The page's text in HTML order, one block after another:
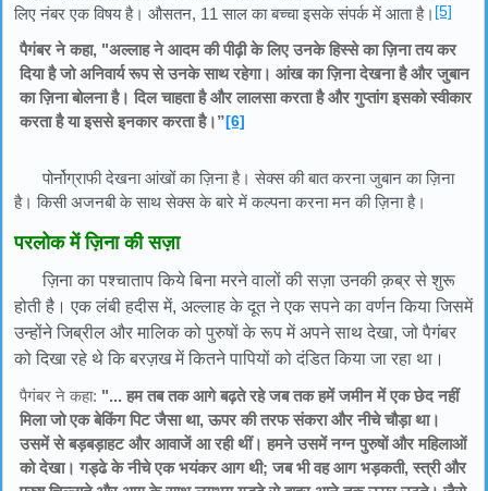
लिए नंबर एक विषय है। औसतन, 11 साल का बच्चा इसके संपर्क में आता है। [5]
पैगंबर ने कहा, "अल्लाह ने आदम की पीढ़ी के लिए उनके हिस्से का ज़िना तय कर
दिया है जो अनिवार्य रूप से उनके साथ रहेगा। आंख का ज़िना देखना है और जुबान
का ज़िना बोलना है। दिल चाहता है और लालसा करता है और गुप्तांग इसको स्वीकार
करता है या इससे इनकार करता है।”[6]
पोर्नोग्राफी देखना आंखों का ज़िना है। सेक्स की बात करना जुबान का ज़िना
है। किसी अजनबी के साथ सेक्स के बारे में कल्पना करना मन की ज़िना है।
परलोक में ज़िना की सज़ा
ज़िना का पश्चाताप किये बिना मरने वालों की सज़ा उनकी क़ब्र से शुरू
होती है। एक लंबी हदीस में, अल्लाह के दूत ने एक सपने का वर्णन किया जिसमें
उन्होंने जिब्रील और मालिक को पुरुषों के रूप में अपने साथ देखा, जो पैगंबर
को दिखा रहे थे कि बरज़ख में कितने पापियों को दंडित किया जा रहा था।
पैगंबर ने कहा: "... हम तब तक आगे बढ़ते रहे जब तक हमें जमीन में एक छेद नहीं
मिला जो एक बेकिंग पिट जैसा था, ऊपर की तरफ संकरा और नीचे चौड़ा था।
उसमें से बड़बड़ाहट और आवाजें आ रही थीं। हमने उसमें नग्न पुरुषों और महिलाओं
को देखा। गड्ढे के नीचे एक भयंकर आग थी; जब भी वह आग भड़कती, स्त्री और